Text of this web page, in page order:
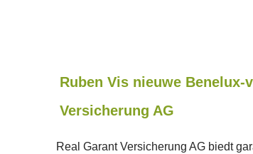
Ruben Vis nieuwe
Versicherung AG
Real Garant Versicherung AG biedt